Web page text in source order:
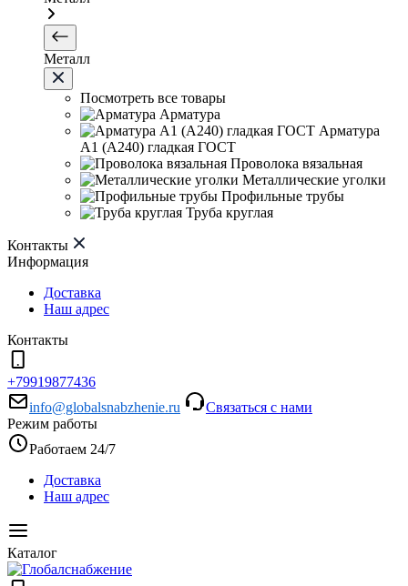
Металл
Посмотреть все товары
Арматура
Арматура
А1 (А240) гладкая ГОСТ
Проволока вязальная
Металлические уголки
Профильные трубы
Труба круглая
Контакты
Информация
Доставка
Наш адрес
Контакты
+79919877436
info@globalsnabzhenie.ru
Связаться с нами
Режим работы
Работаем 24/7
Доставка
Наш адрес
Каталог